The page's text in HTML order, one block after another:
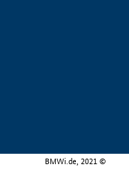
BMWi.de, 2021 ©